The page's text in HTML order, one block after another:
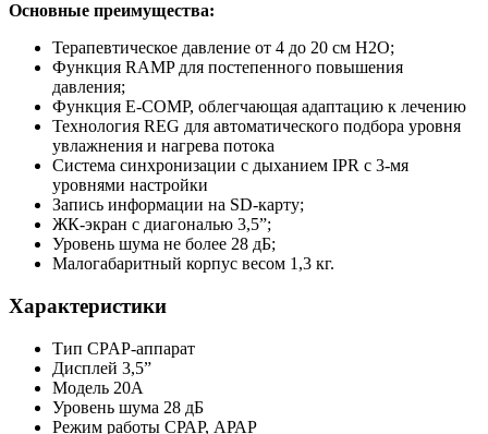
Основные преимущества:
Терапевтическое давление от 4 до 20 см Н2О;
Функция RAMP для постепенного повышения
давления;
Функция E-COMP, облегчающая адаптацию к лечению
Технология REG для автоматического подбора уровня
увлажнения и нагрева потока
Система синхронизации с дыханием IPR с 3-мя
уровнями настройки
Запись информации на SD-карту;
ЖК-экран с диагональю 3,5”;
Уровень шума не более 28 дБ;
Малогабаритный корпус весом 1,3 кг.
Характеристики
Тип CPAP-аппарат
Дисплей 3,5”
Модель 20A
Уровень шума 28 дБ
Режим работы СРАР, АРАР